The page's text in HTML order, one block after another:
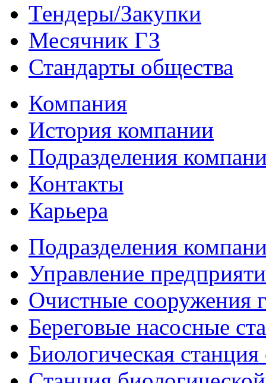
Тендеры/Закупки
Месячник ГЗ
Стандарты общества
Компания
История компании
Подразделения
Контакты
Карьера
Подразделения
Управление
Очистные сооружения
Береговые насосные
Биологическая